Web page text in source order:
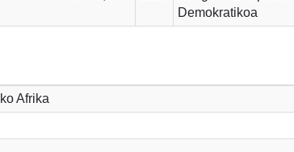
Demokratikoa
Afrika